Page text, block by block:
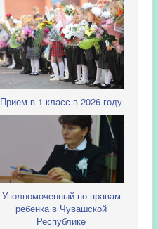
Прием в 1 класс в 2026 году
Уполномоченный по правам
ребенка в Чувашской
Республике